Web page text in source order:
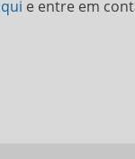
e entre em